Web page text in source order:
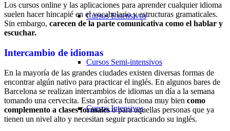
Cursos Extensivos
Cursos Semi-intensivos
Cursos Intensivos
Los cursos online y las aplicaciones para aprender cualquier idioma
suelen hacer hincapié en el vocabulario y estructuras gramaticales.
Sin embargo, carecen de la parte comunicativa como el hablar y
escuchar.
Intercambio de idiomas
En la mayoría de las grandes ciudades existen diversas formas de
encontrar algún nativo para practicar el inglés. En algunos bares de
Barcelona se realizan intercambios de idiomas un día a la semana
tomando una cervecita. Esta práctica funciona muy bien como
complemento a clases formaleso para aquellas personas que ya
tienen un nivel alto y necesitan seguir practicando su inglés.